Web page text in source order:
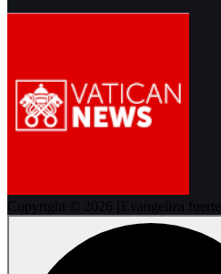
Copyright © 2026 [Evangeliza fuerte]